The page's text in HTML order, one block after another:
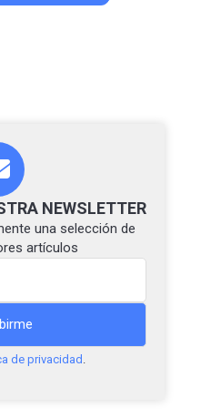
NEWSLETTER
una selección de
artículos
de privacidad